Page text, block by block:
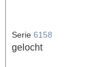
Serie 6158
gelocht